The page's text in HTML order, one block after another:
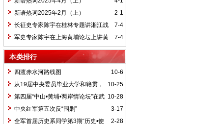
2-1
新语热词2025年2月（上）
7-4
长征史专家陈宇在桂林专题讲湘江战
役精神
7-4
军史专家陈宇在上海黄埔论坛上讲黄
埔精神与国家统一大业
本类排行
10-6
四渡赤水河路线图
10-25
从19届中央委员毕业大学和籍贯，
看当代中国文化区域积淀
10-28
第四届“中山•黄埔•两岸情论坛”在武
汉举行
3-17
中央红军第五次反“围剿”
2-28
全军首届历史系同学第3期“历史•使